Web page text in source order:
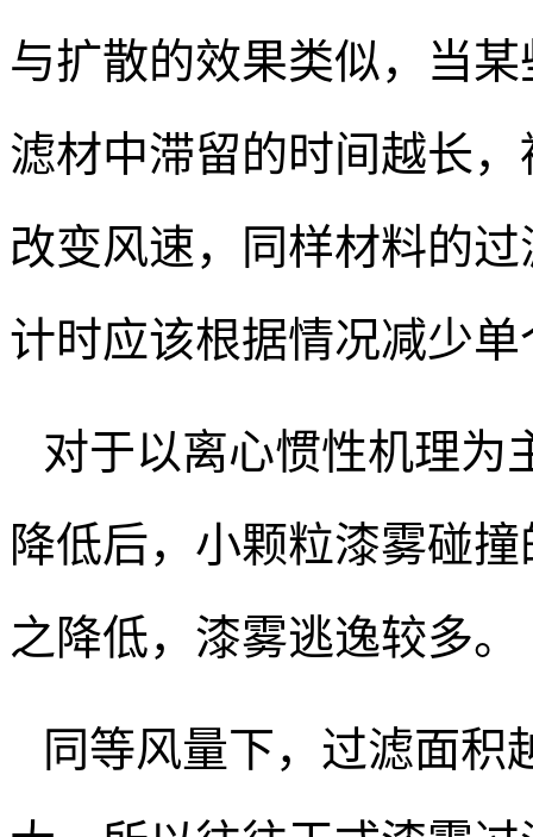
与扩散的效果类似，当
滤材中滞留的时间越长
改变风速，同样材料的
计时应该根据情况减少
对于以离心惯性机理为
降低后，小颗粒漆雾碰
之降低，漆雾逃逸较多。
同等风量下，过滤面积